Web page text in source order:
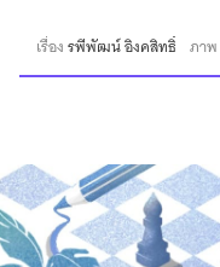
เรื่องรพีพัฒน์ อิงคสิทธิ์ ภาพ